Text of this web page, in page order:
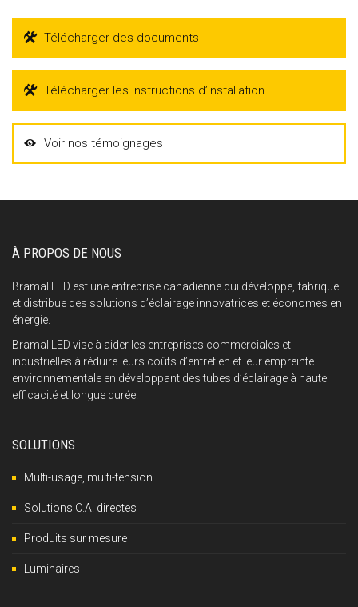
Télécharger des documents
Télécharger les instructions d’installation
Voir nos témoignages
À PROPOS DE NOUS
Bramal LED est une entreprise canadienne qui développe, fabrique
et distribue des solutions d’éclairage innovatrices et économes en
énergie.
Bramal LED vise à aider les entreprises commerciales et
industrielles à réduire leurs coûts d’entretien et leur empreinte
environnementale en développant des tubes d’éclairage à haute
efficacité et longue durée.
SOLUTIONS
Multi-usage, multi-tension
Solutions C.A. directes
Produits sur mesure
Luminaires